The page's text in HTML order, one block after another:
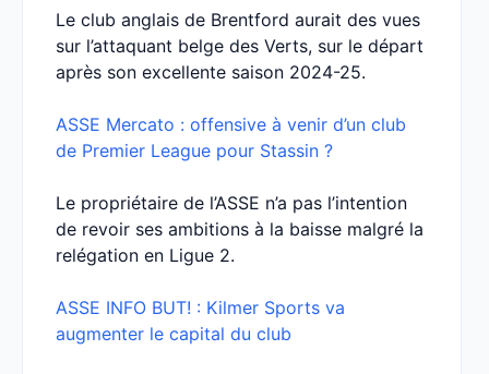
Le club anglais de Brentford aurait des vues
sur l’attaquant belge des Verts, sur le départ
après son excellente saison 2024-25.
ASSE Mercato : offensive à venir d’un club
de Premier League pour Stassin ?
Le propriétaire de l’ASSE n’a pas l’intention
de revoir ses ambitions à la baisse malgré la
relégation en Ligue 2.
ASSE INFO BUT! : Kilmer Sports va
augmenter le capital du club